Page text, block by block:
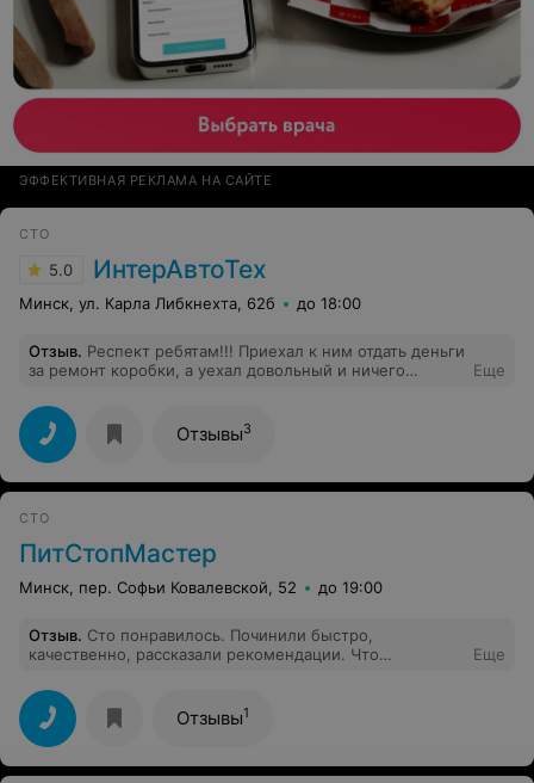
ЭФФЕКТИВНАЯ РЕКЛАМА НА САЙТЕ
СТО
5.0 ИнтерАвтоТех
Минск, ул. Карла Либкнехта, 62б до 18:00
Отзыв. Респект ребятам!!! Приехал к ним отдать деньги
за ремонт коробки, а уехал довольный и ничего
объяснили почему были проблемы. Вывод -
профессионалы не берут деньги за работу которую не
делали, не разводят на ремонт. Был приятно удивлен
европейским сервисом в РБ, такое вижу редко. Ещё
раз респект.
Еще
Отзывы3
СТО
ПитСтопМастер
Минск, пер. Софьи Ковалевской, 52 до 19:00
Отзыв. Сто понравилось. Починили быстро,
качественно, рассказали рекомендации. Что
быстро взяли авто в работу, сразу сказали стоимость
работы и стоимость запчастей, а также возможные
проблемы при ремонте. Звонят при выявлении новых
неисправностях во время работы, фотографируют, и
только после согласования со мной цены и
Еще
Отзывы1